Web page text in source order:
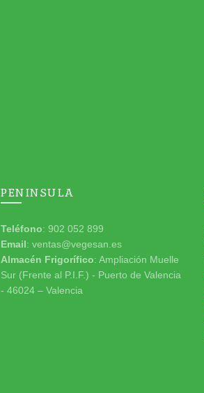
PENINSULA
Teléfono: 902 052 899
Email: ventas@vegesan.es
Almacén Frigorífico: Ampliación Muelle
Sur (Frente al P.I.F.) - Puerto de Valencia
- 46024 – Valencia